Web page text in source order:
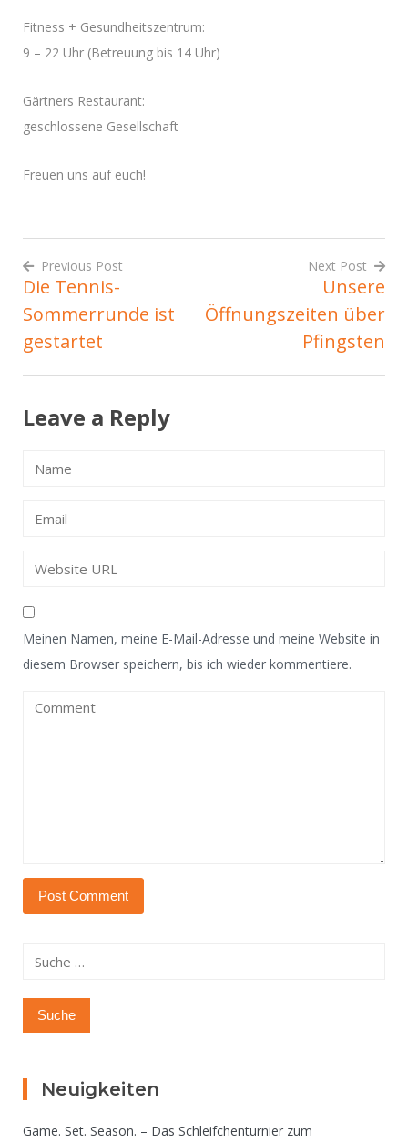
Fitness + Gesundheitszentrum:
9 – 22 Uhr (Betreuung bis 14 Uhr)
Gärtners Restaurant:
geschlossene Gesellschaft
Freuen uns auf euch!
Beitrags-
Navigation
Previous Post
Die Tennis-
Sommerrunde ist
gestartet
Next Post
Unsere
Öffnungszeiten über
Pfingsten
Leave a Reply
Meinen Namen, meine E-Mail-Adresse und meine Website in
diesem Browser speichern, bis ich wieder kommentiere.
Suche
Neuigkeiten
Game. Set. Season. – Das Schleifchenturnier zum